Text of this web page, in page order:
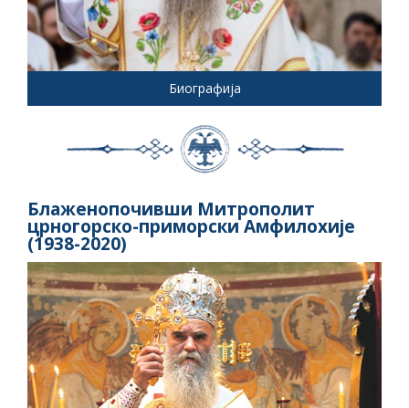
Биографија
Блаженопочивши Митрополит
црногорско-приморски Амфилохије
(1938-2020)